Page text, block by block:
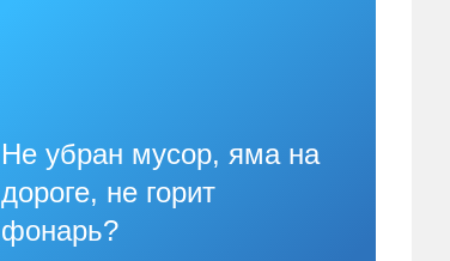
Не убран мусор, яма на
дороге, не горит
фонарь?